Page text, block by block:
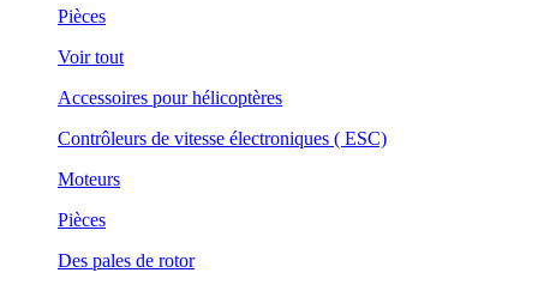
Pièces
Voir tout
Accessoires pour hélicoptères
Contrôleurs de vitesse électroniques ( ESC)
Moteurs
Pièces
Des pales de rotor